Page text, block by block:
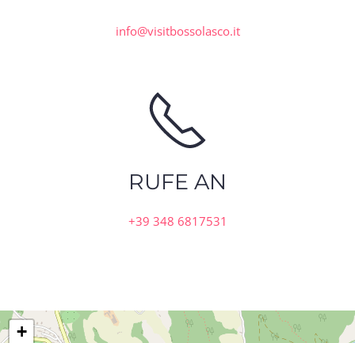
info@visitbossolasco.it
RUFE AN
+39 348 6817531
+